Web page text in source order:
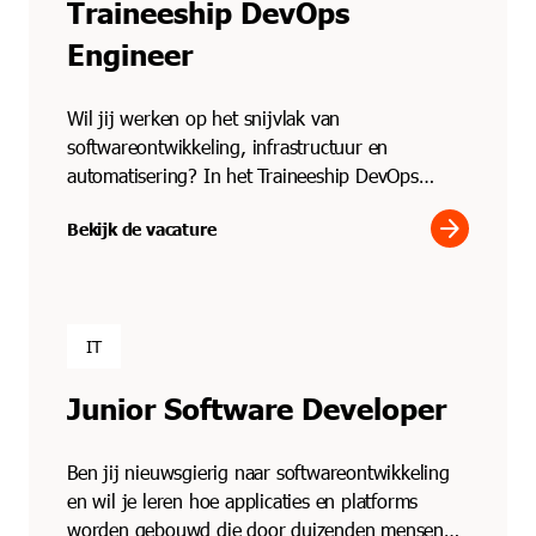
Traineeship DevOps
Engineer
Wil jij werken op het snijvlak van
softwareontwikkeling, infrastructuur en
automatisering? In het Traineeship DevOps
Bekijk de vacature arrow_forward
IT
Junior Software Developer
Ben jij nieuwsgierig naar softwareontwikkeling
en wil je leren hoe applicaties en platforms
worden gebouwd die door duizenden mensen